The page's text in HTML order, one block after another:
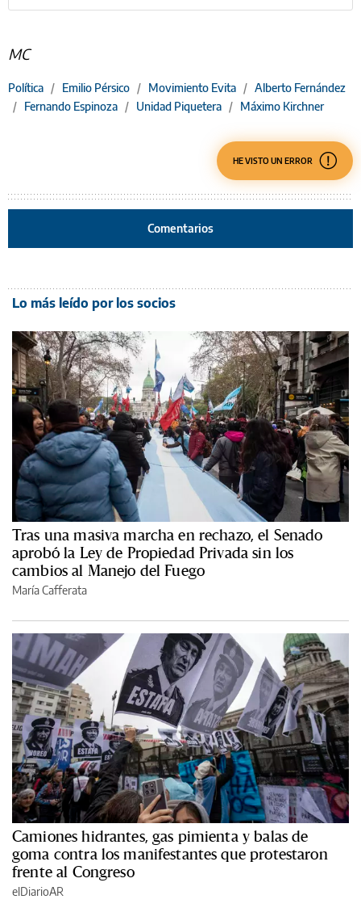
MC
Política / Emilio Pérsico / Movimiento Evita / Alberto Fernández
/ Fernando Espinoza / Unidad Piquetera / Máximo Kirchner
HE VISTO UN ERROR
Comentarios
Lo más leído por los socios
Tras una masiva marcha en rechazo, el Senado
aprobó la Ley de Propiedad Privada sin los
cambios al Manejo del Fuego
María Cafferata
Camiones hidrantes, gas pimienta y balas de
goma contra los manifestantes que protestaron
frente al Congreso
elDiarioAR